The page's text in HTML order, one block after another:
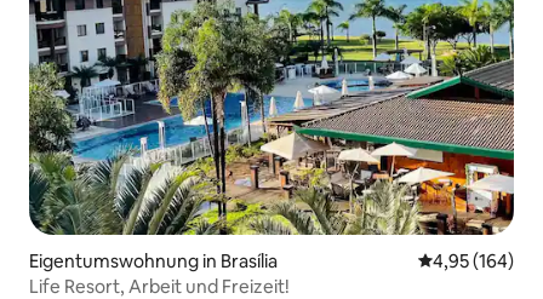
Eigentumswohnung in Brasília
4,95 (164)
Life Resort, Arbeit und Freizeit!